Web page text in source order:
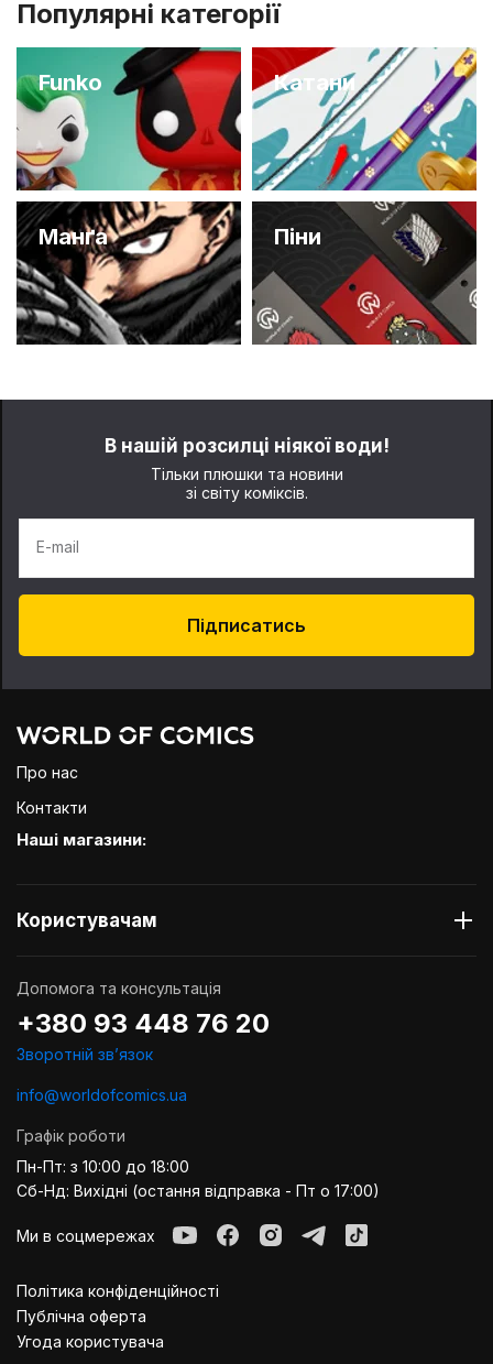
Популярні категорії
Funko Катани
Манґа Піни
В нашій розсилці ніякої води!
Тільки плюшки та новини
зі світу коміксів.
E-mail
Підписатись
Про нас
Контакти
Наші магазини:
Користувачам
Допомога та консультація
+380 93 448 76 20
Зворотній звʼязок
info@worldofcomics.ua
Графік роботи
Пн-Пт: з 10:00 до 18:00
Сб-Нд: Вихідні (остання відправка - Пт о 17:00)
Ми в соцмережах
Політика конфіденційності
Публiчна оферта
Угода користувача